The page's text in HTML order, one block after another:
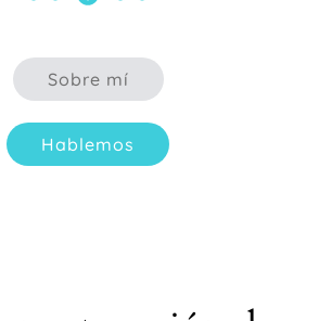
Sobre mí
Hablemos